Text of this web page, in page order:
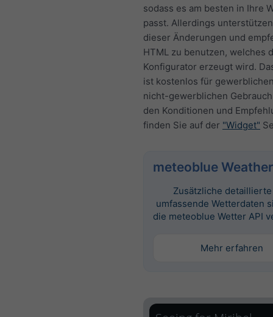
sodass es am besten in Ihre
passt. Allerdings
dieser Änderungen und
HTML zu benutzen, welches
Konfigurator erzeugt wird.
ist kostenlos für
nicht-gewerblichen
den Konditionen und
finden Sie auf der "Widget"
meteoblue
Zusätzliche
umfassende Wetterdaten
die meteoblue Wetter API
Mehr erfahren